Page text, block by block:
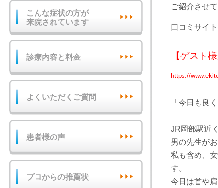
ご紹介させ
口コミサイ
【ゲスト
https://
「今日も良
JR岡部駅近
男の先生が
私も含め、
す。
今日は首や
こんな症状の方が
来院されています
診療内容と料金
よくいただくご質問
患者様の声
プロからの推薦状